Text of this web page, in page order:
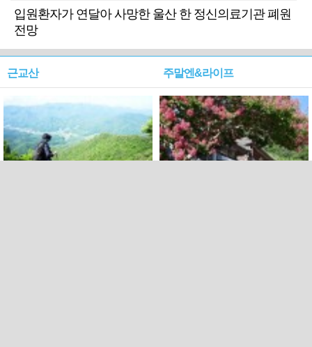
입원환자가 연달아 사망한 울산 한 정신의료기관 폐원
전망
근교산 주말엔&라이프